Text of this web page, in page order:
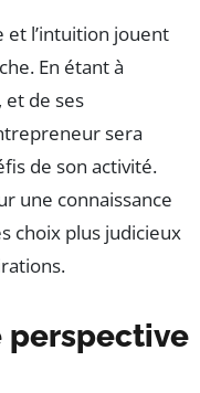
et l’intuition jouent
En étant à
et de ses
sera
de son activité.
une connaissance
choix plus judicieux
perspective